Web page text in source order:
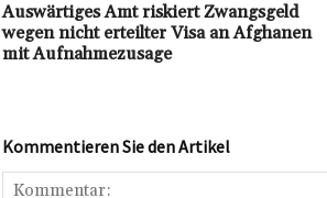
Auswärtiges Amt riskiert Zwangsgeld
wegen nicht erteilter Visa an Afghanen
mit Aufnahmezusage
Kommentieren Sie den Artikel